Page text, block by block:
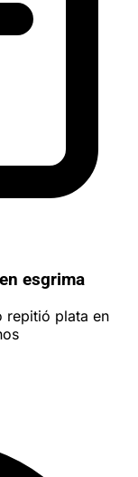
esgrima
repitió plata en